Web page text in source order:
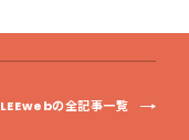
LEEwebの全記事一覧